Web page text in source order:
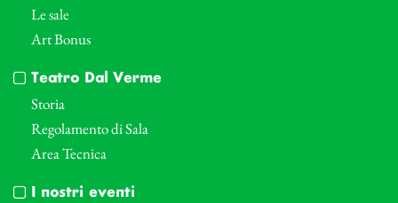
Le sale
Art Bonus
Teatro Dal Verme
Storia
Regolamento di Sala
Area Tecnica
I nostri eventi